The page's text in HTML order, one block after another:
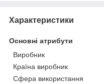
Характеристики
Основні атрибути
Виробник
Країна виробник
Сфера використання